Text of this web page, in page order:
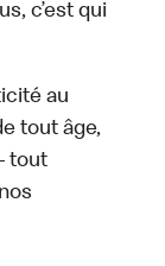
c’est qui
au
tout âge,
tout